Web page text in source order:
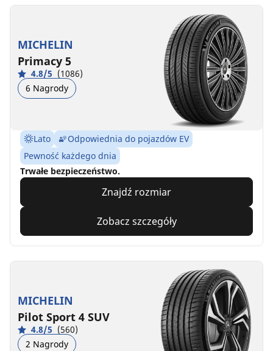
MICHELIN
Primacy 5
4.8/5 (1086)
6 Nagrody
Lato
Odpowiednia do pojazdów EV
Pewność każdego dnia
Trwałe bezpieczeństwo.
Znajdź rozmiar
Zobacz szczegóły
MICHELIN
Pilot Sport 4 SUV
4.8/5 (560)
2 Nagrody